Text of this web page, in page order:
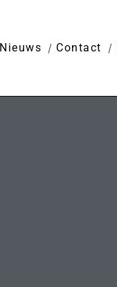
Nieuws Contact